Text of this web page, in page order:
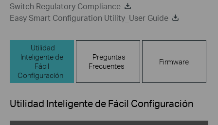
Switch Regulatory Compliance
Easy Smart Configuration Utility_User Guide
Utilidad
Inteligente de
Fácil
Configuración
Preguntas
Frecuentes
Firmware
Utilidad Inteligente de Fácil Configuración